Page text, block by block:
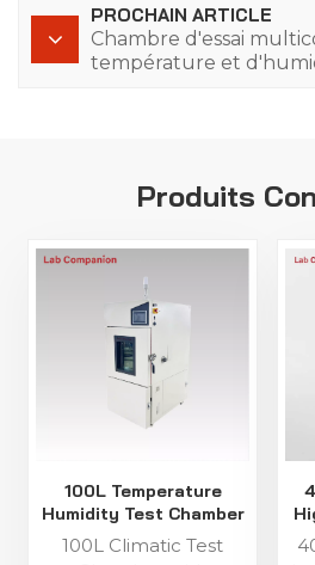
PROCHAIN ARTICLE
Chambre d'essai
température et
Produits
100L Temperature
Humidity Test Chamber
for Lab Testing
100L Climatic Test